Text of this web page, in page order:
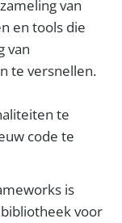
van
en tools die
van
te versnellen.
te
code te
is
bibliotheek voor